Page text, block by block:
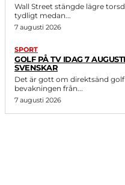
Wall Street stängde lägre
tydligt medan...
7 augusti 2026
SPORT
GOLF PÅ TV IDAG 7
SVENSKAR
Det är gott om direktsänd golf
bevakningen från...
7 augusti 2026